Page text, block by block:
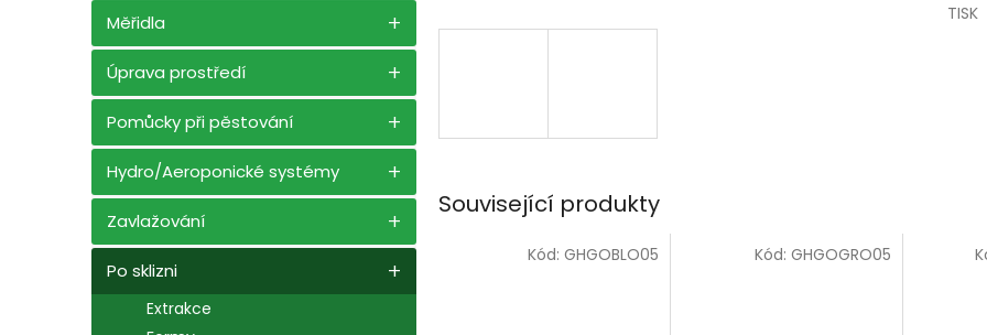
Měřidla
Úprava prostředí
Pomůcky při pěstování
Hydro/Aeroponické systémy
Zavlažování
Po sklizni
Extrakce
TISK
Související produkty
Kód: GHGOBLO05 Kód: GHGOGRO05